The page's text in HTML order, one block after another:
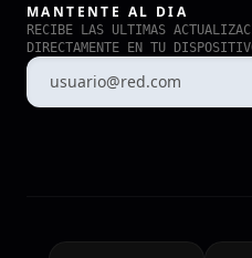
MANTENTE AL DIA
RECIBE LAS ULTIMAS
DIRECTAMENTE EN TU